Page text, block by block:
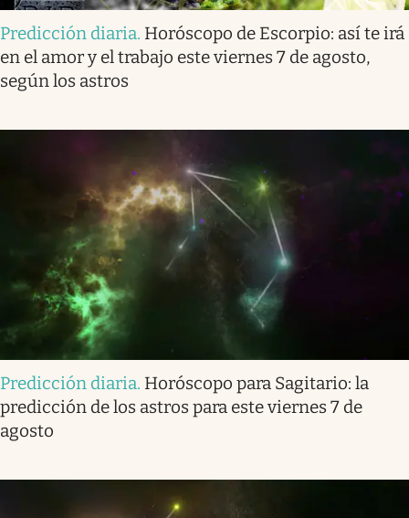
Predicción diaria. Horóscopo de Escorpio: así te irá
en el amor y el trabajo este viernes 7 de agosto,
según los astros
Predicción diaria. Horóscopo para Sagitario: la
predicción de los astros para este viernes 7 de
agosto